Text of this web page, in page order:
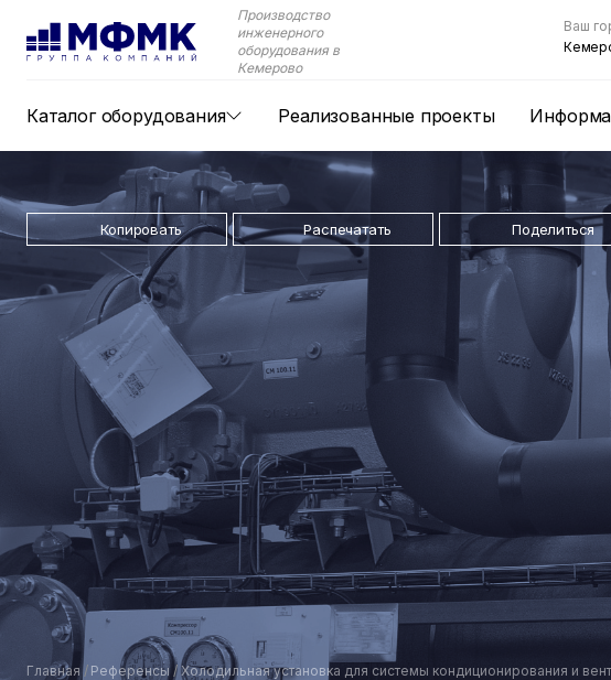
Производство
инженерного
оборудования в
Кемерово
Каталог оборудования Реализованные проекты
Ваш
Копировать Распечатать Поделиться
Главная/ Референсы/ Холодильная установка для системы кондиционирования и